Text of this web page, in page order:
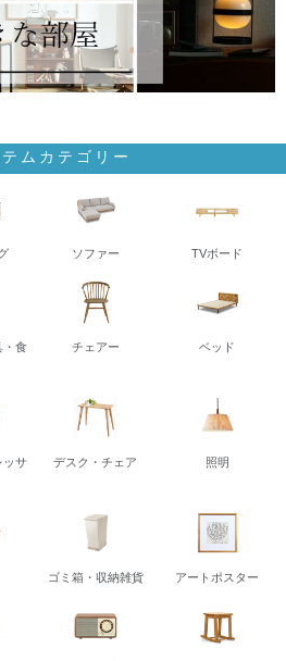
ムカテゴリー
ソファー TVボード
・食
チェアー ベッド
ッサ
デスク・チェア 照明
ゴミ箱・収納雑貨 アートポスター